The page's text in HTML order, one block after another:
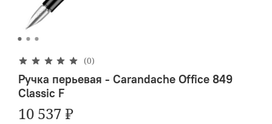
(0)
Ручка перьевая - Carandache Office 849
Classic F
10 537 ₽